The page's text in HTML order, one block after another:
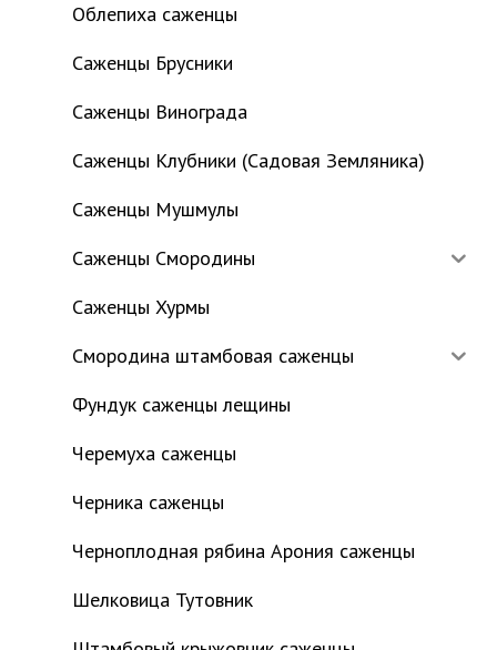
Облепиха саженцы
Саженцы Брусники
Саженцы Винограда
Саженцы Клубники (Садовая Земляника)
Саженцы Мушмулы
Саженцы Смородины
Саженцы Хурмы
Смородина штамбовая саженцы
Фундук саженцы лещины
Черемуха саженцы
Черника саженцы
Черноплодная рябина Арония саженцы
Шелковица Тутовник